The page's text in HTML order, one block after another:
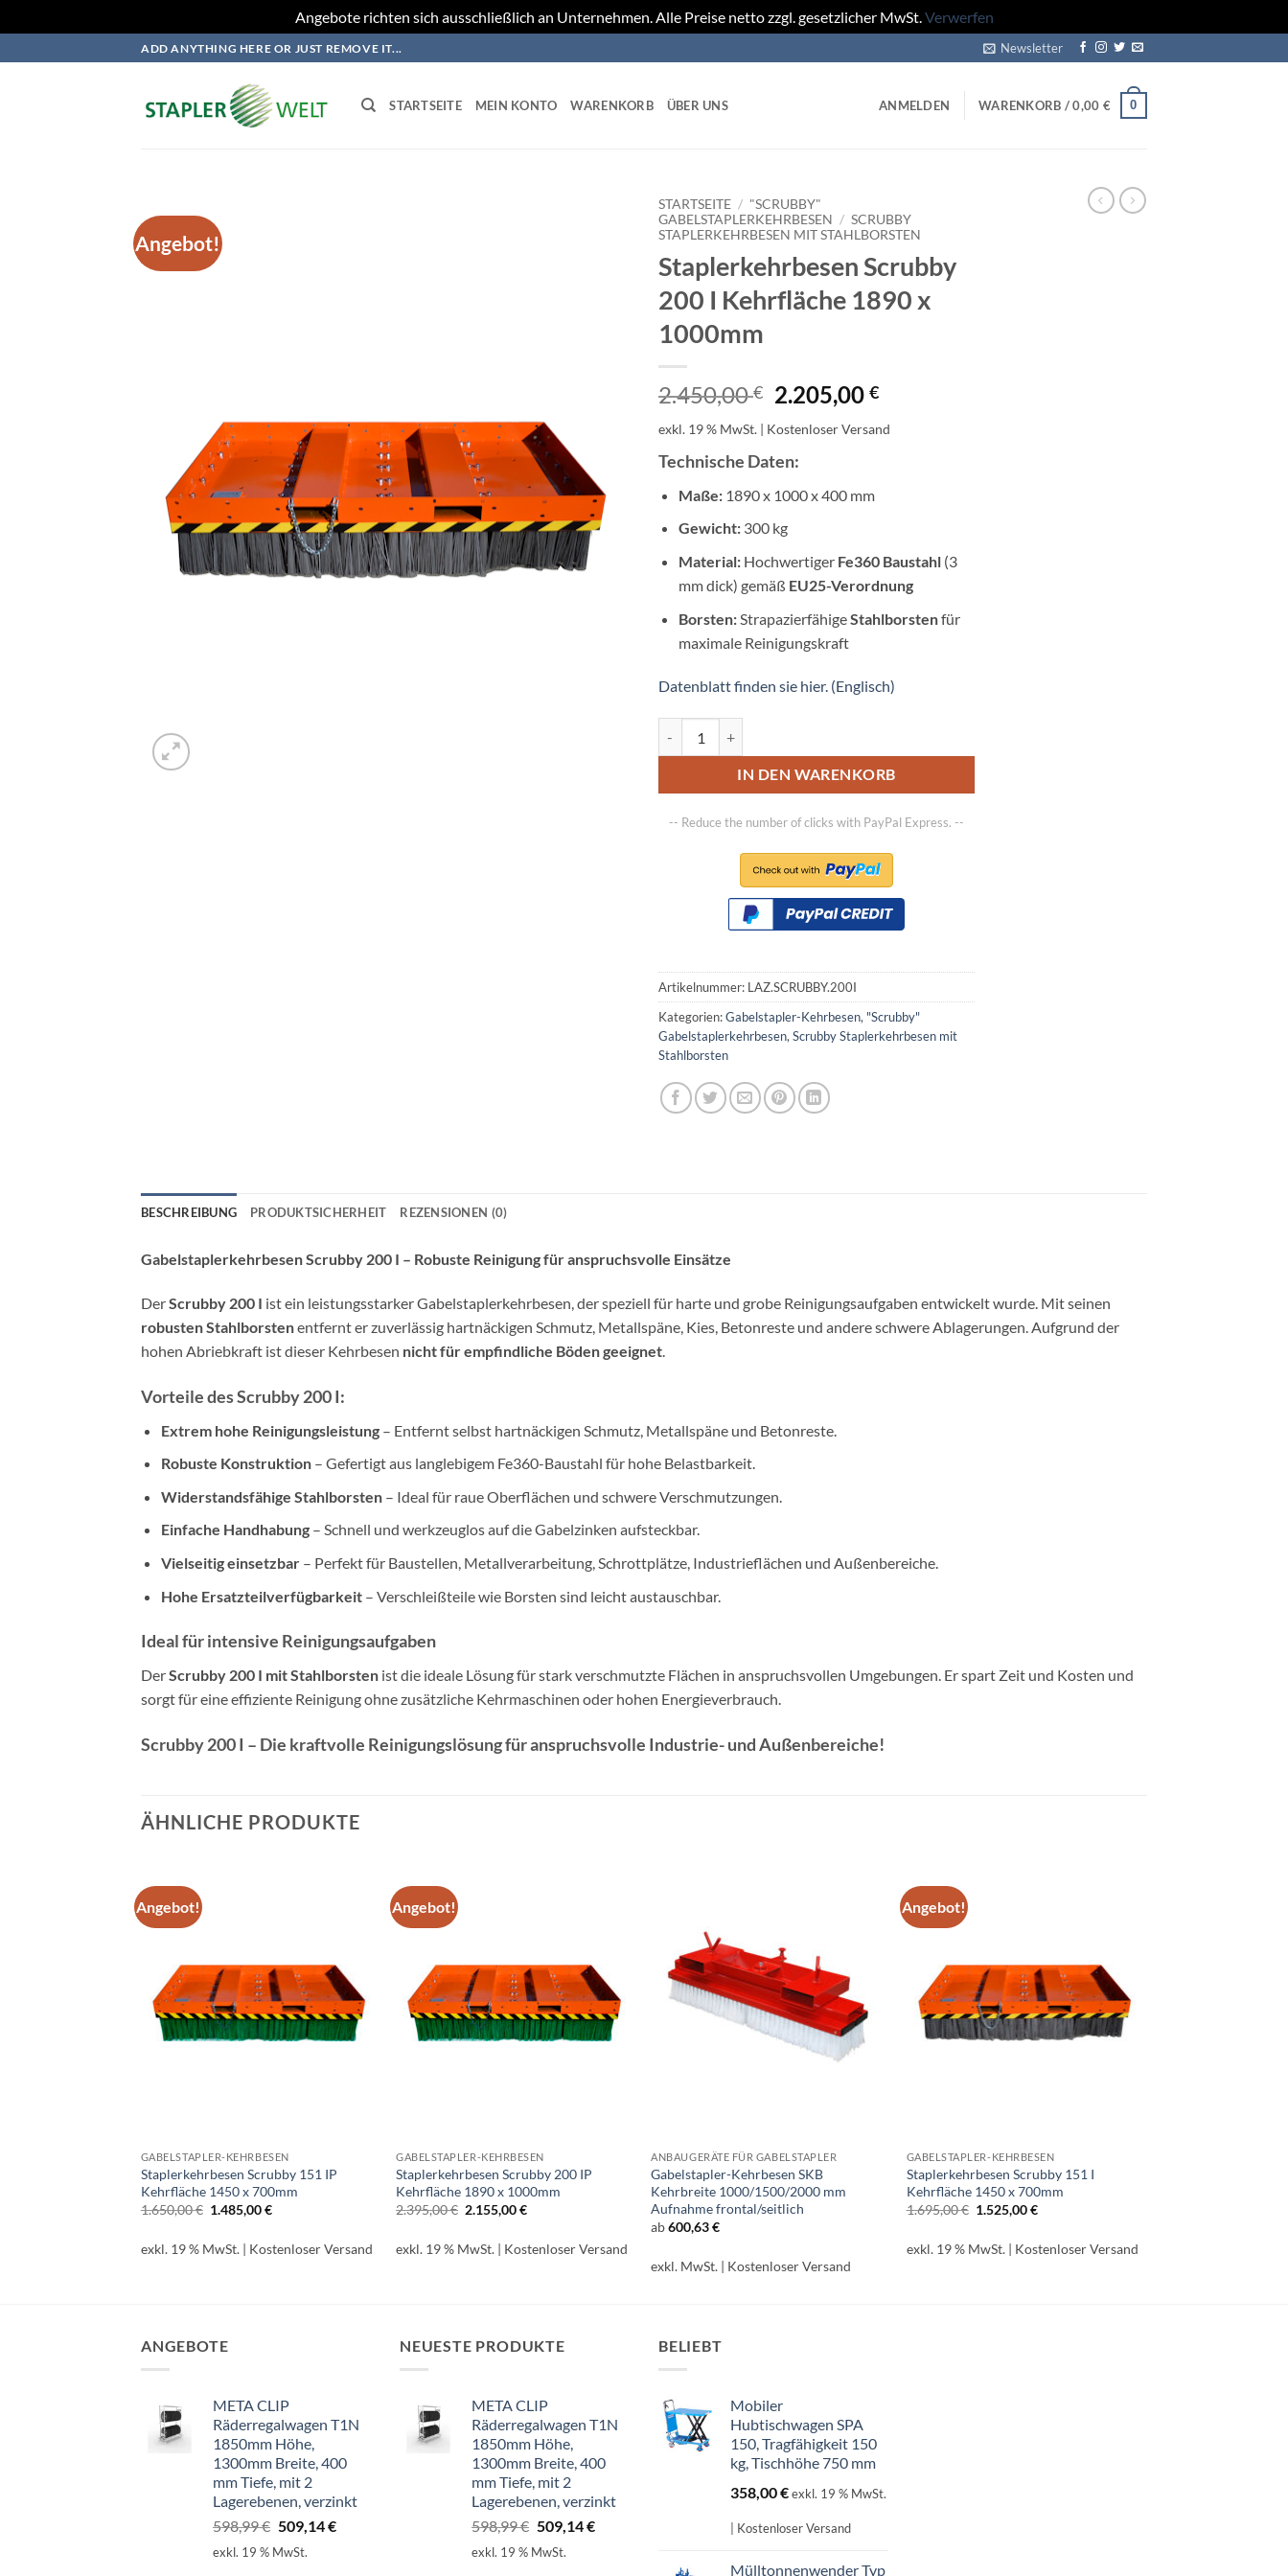
Angebote richten sich ausschließlich an Unternehmen. Alle Preise netto zzgl. gesetzlicher MwSt.Verwerfen
Inhalt
ADD ANYTHING HERE OR JUST REMOVE IT... Newsletter
STARTSEITE MEIN KONTO WARENKORB ÜBER UNS ANMELDEN WARENKORB /0,00 € 0
Angebot!
STARTSEITE / "SCRUBBY"
GABELSTAPLERKEHRBESEN / SCRUBBY
STAPLERKEHRBESEN MIT STAHLBORSTEN
Staplerkehrbesen Scrubby
200 I Kehrfläche 1890 x
1000mm
2.450,00€ Ursprünglicher
war:
2.450,00 €
2.205,00€Aktueller
ist:
exkl. 19 % MwSt. | Kostenloser Versand
Technische Daten:
Maße:1890 x 1000 x 400 mm
Gewicht:300 kg
Material:Hochwertiger Fe360 Baustahl(3
mm dick) gemäß EU25-Verordnung
Borsten:StrapazierfähigeStahlborstenfür
maximale Reinigungskraft
Datenblatt finden sie hier. (Englisch)
IN DEN WARENKORB
-- Reduce the number of clicks with PayPal Express. --
Artikelnummer: LAZ.SCRUBBY.200I
Kategorien:Gabelstapler-Kehrbesen, "Scrubby"
Gabelstaplerkehrbesen, Scrubby Staplerkehrbesen mit
Stahlborsten
BESCHREIBUNG PRODUKTSICHERHEIT REZENSIONEN (0)
Gabelstaplerkehrbesen Scrubby 200 I – Robuste Reinigung für anspruchsvolle Einsätze
DerScrubby 200 I ist ein leistungsstarker Gabelstaplerkehrbesen, der speziell für harte und grobe Reinigungsaufgaben entwickelt wurde. Mit seinen
robusten Stahlborstenentfernt er zuverlässig hartnäckigen Schmutz, Metallspäne, Kies, Betonreste und andere schwere Ablagerungen. Aufgrund der
hohen Abriebkraft ist dieser Kehrbesen nicht für empfindliche Böden geeignet.
Vorteile des Scrubby 200 I:
Extrem hohe Reinigungsleistung– Entfernt selbst hartnäckigen Schmutz, Metallspäne und Betonreste.
Robuste Konstruktion– Gefertigt aus langlebigem Fe360-Baustahl für hohe Belastbarkeit.
Widerstandsfähige Stahlborsten– Ideal für raue Oberflächen und schwere Verschmutzungen.
Einfache Handhabung– Schnell und werkzeuglos auf die Gabelzinken aufsteckbar.
Vielseitig einsetzbar– Perfekt für Baustellen, Metallverarbeitung, Schrottplätze, Industrieflächen und Außenbereiche.
Hohe Ersatzteilverfügbarkeit– Verschleißteile wie Borsten sind leicht austauschbar.
Ideal für intensive Reinigungsaufgaben
DerScrubby 200 I mit Stahlborsten ist die ideale Lösung für stark verschmutzte Flächen in anspruchsvollen Umgebungen. Er spart Zeit und Kosten und
sorgt für eine effiziente Reinigung ohne zusätzliche Kehrmaschinen oder hohen Energieverbrauch.
Scrubby 200 I – Die kraftvolle Reinigungslösung für anspruchsvolle Industrie- und Außenbereiche!
ÄHNLICHE PRODUKTE
Angebot!
GABELSTAPLER-KEHRBESEN
Staplerkehrbesen Scrubby 151 IP
Kehrfläche 1450 x 700mm
1.650,00€ Ursprünglicher
1.650,00 €
1.485,00€Aktueller
1.485,00 €.
exkl. 19 % MwSt. | Kostenloser Versand
Angebot!
GABELSTAPLER-KEHRBESEN
Staplerkehrbesen Scrubby 200 IP
Kehrfläche 1890 x 1000mm
2.395,00€ Ursprünglicher
2.395,00 €
2.155,00€Aktueller
2.155,00 €.
exkl. 19 % MwSt. | Kostenloser Versand
ANBAUGERÄTE FÜR GABELSTAPLER
Gabelstapler-Kehrbesen SKB
Kehrbreite 1000/1500/2000 mm
Aufnahme frontal/seitlich
ab600,63€
exkl. MwSt. | Kostenloser Versand
Angebot!
GABELSTAPLER-KEHRBESEN
Staplerkehrbesen Scrubby 151 I
Kehrfläche 1450 x 700mm
1.695,00€ Ursprünglicher
1.695,00 €
1.525,00€Aktueller
1.525,00 €.
exkl. 19 % MwSt. | Kostenloser Versand
ANGEBOTE
META CLIP
Räderregalwagen T1N
1850mm Höhe,
1300mm Breite, 400
mm Tiefe, mit 2
Lagerebenen, verzinkt
598,99€ Ursprünglicher
Preis
509,14€Aktueller
exkl. 19 % MwSt.
NEUESTE PRODUKTE
META CLIP
Räderregalwagen T1N
1850mm Höhe,
1300mm Breite, 400
mm Tiefe, mit 2
Lagerebenen, verzinkt
598,99€ Ursprünglicher
Preis
509,14€Aktueller
exkl. 19 % MwSt.
BELIEBT
Mobiler
Hubtischwagen SPA
150, Tragfähigkeit 150
kg, Tischhöhe 750 mm
358,00€exkl. 19 % MwSt.
| Kostenloser Versand
Mülltonnenwender Typ